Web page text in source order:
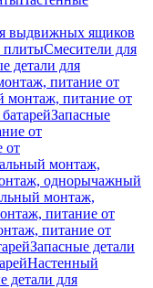
выдвижных ящиков
плитыСмесители для
детали для
питание от
монтаж, питание от
Запасные
от
от
монтаж,
однорычажный
монтаж,
питание от
питание от
Запасные детали
Настенный
детали для